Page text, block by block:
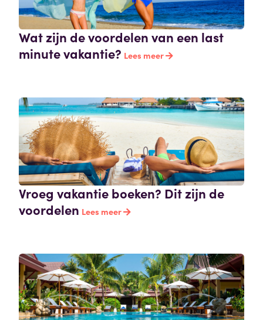
Wat zijn de voordelen van een last
minute vakantie? Lees meer
Vroeg vakantie boeken? Dit zijn de
voordelen Lees meer